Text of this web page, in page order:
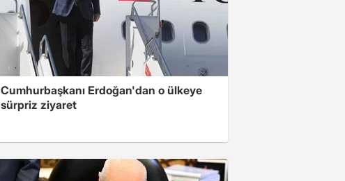
Cumhurbaşkanı Erdoğan'dan o ülkeye
sürpriz ziyaret